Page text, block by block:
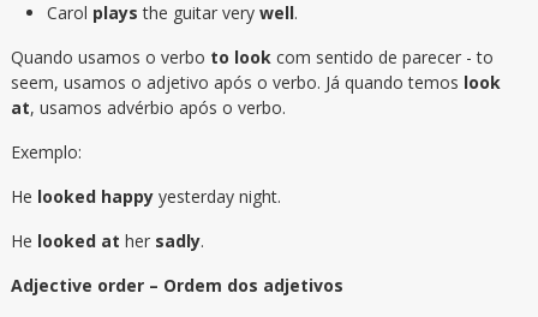
Carol plays the guitar very well.
Quando usamos o verbo to lookcom sentido de parecer - to
seem, usamos o adjetivo após o verbo. Já quando temos look
at, usamos advérbio após o verbo.
Exemplo:
He looked happyyesterday night.
He looked at her sadly.
Adjective order – Ordem dos adjetivos